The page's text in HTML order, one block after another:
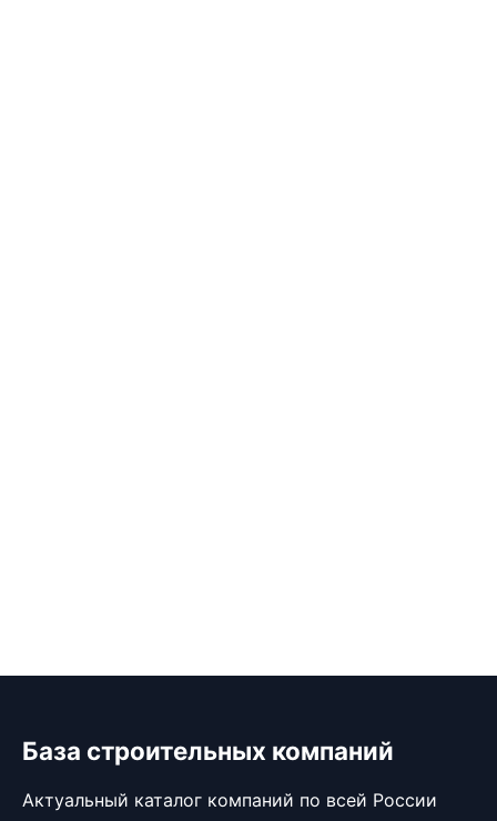
База строительных компаний
Актуальный каталог компаний по всей России